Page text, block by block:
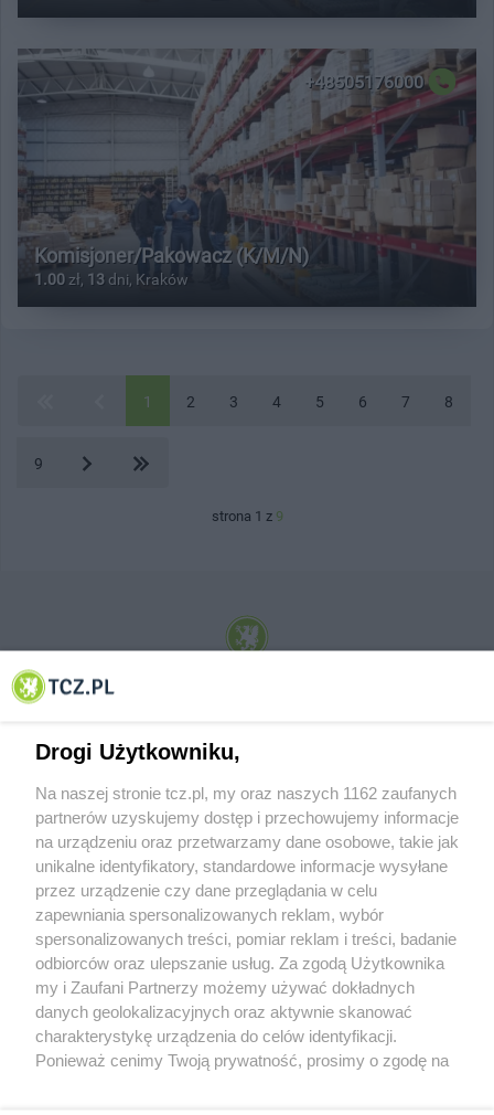
+48505176000
Komisjoner/Pakowacz (K/M/N)
1.00 zł, 13 dni, Kraków
1 2 3 4 5 6 7 8
9
strona 1 z 9
© 2001-2026 Tczew - TCZ.PL Sp. z o.o. Internetowy Serwis Informacyjny Miasta
O FIRMIE POLITYKA PRYWATNOŚCI HOSTING
REKLAMA WSPÓŁPRACA RSS FACEBOOK KONTAKT
Nasze serwisy
Aktualności
Tcz24
Muzyka i kultura
Archiwum wydarzeń
Drogi Użytkowniku,
Na naszej stronie tcz.pl, my oraz naszych 1162 zaufanych
partnerów uzyskujemy dostęp i przechowujemy informacje
na urządzeniu oraz przetwarzamy dane osobowe, takie jak
unikalne identyfikatory, standardowe informacje wysyłane
przez urządzenie czy dane przeglądania w celu
zapewniania spersonalizowanych reklam, wybór
spersonalizowanych treści, pomiar reklam i treści, badanie
odbiorców oraz ulepszanie usług. Za zgodą Użytkownika
my i Zaufani Partnerzy możemy używać dokładnych
danych geolokalizacyjnych oraz aktywnie skanować
charakterystykę urządzenia do celów identyfikacji.
Ponieważ cenimy Twoją prywatność, prosimy o zgodę na